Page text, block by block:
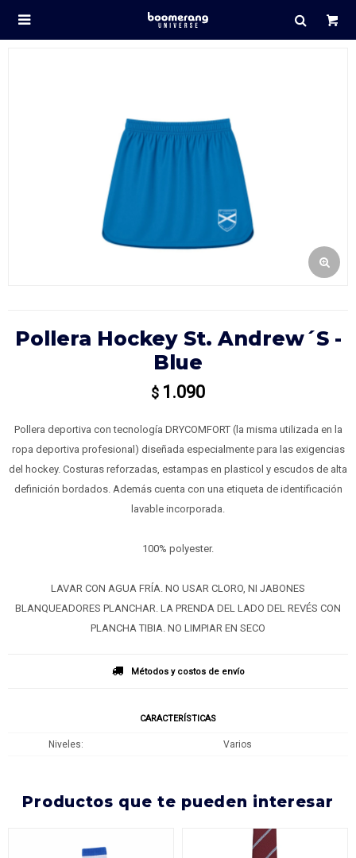

Pollera Hockey St. Andrew´s -
Blue
$ 1.090
Pollera deportiva con tecnología DRYCOMFORT (la misma utilizada en la
ropa deportiva profesional) diseñada especialmente para las exigencias
del hockey. Costuras reforzadas, estampas en plasticol y escudos de alta
definición bordados. Además cuenta con una etiqueta de identificación
lavable incorporada.
100% polyester.
LAVAR CON AGUA FRÍA. NO USAR CLORO, NI JABONES
BLANQUEADORES PLANCHAR. LA PRENDA DEL LADO DEL REVÉS CON
PLANCHA TIBIA. NO LIMPIAR EN SECO
Métodos y costos de envío
CARACTERÍSTICAS
Niveles Varios
productos que te pueden interesar